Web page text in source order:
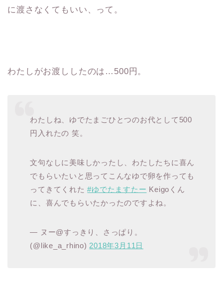
に渡さなくてもいい、って。
わたしがお渡ししたのは…500円。
わたしね、ゆでたまごひとつのお代として500
円入れたの 笑。
文句なしに美味しかったし、わたしたちに喜ん
でもらいたいと思ってこんなゆで卵を作っても
ってきてくれた#ゆでたますたー Keigoくん
に、喜んでもらいたかったのですよね。
— ヌー@すっきり、さっぱり。
(@like_a_rhino) 2018年3月11日